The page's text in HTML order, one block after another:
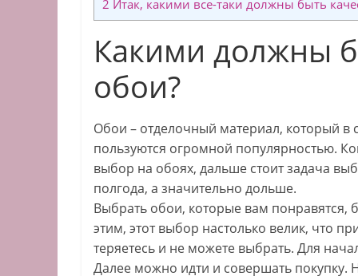
2 Итак, какими все-таки должны быть
Какими должны
обои?
Обои – отделочный материал, который
пользуются огромной популярностью.
выбор на обоях, дальше стоит задача
полгода, а значительно дольше.
Выбрать обои, которые вам понравятся,
этим, этот выбор настолько велик, что
теряетесь и не можете выбрать. Для
Далее можно идти и совершать покупку.